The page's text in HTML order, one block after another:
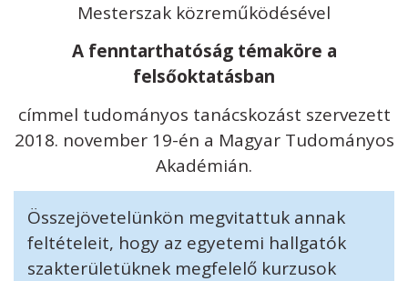
Mesterszak közreműködésével
A fenntarthatóság témaköre a
felsőoktatásban
címmel tudományos tanácskozást szervezett
2018. november 19-én a Magyar Tudományos
Akadémián.
Összejövetelünkön megvitattuk annak
feltételeit, hogy az egyetemi hallgatók
szakterületüknek megfelelő kurzusok